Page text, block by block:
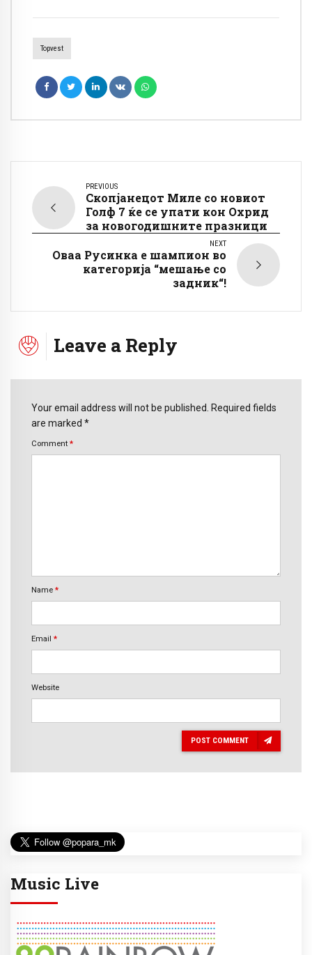
Topvest
PREVIOUS
Скопјанецот Миле со новиот
Голф 7 ќе се упати кон Охрид
за новогодишните празници
NEXT
Оваа Русинка е шампион во
категорија “мешање со
задник“!
Leave a Reply
Your email address will not be published. Required fields
are marked *
Comment *
Name *
Email *
Website
POST COMMENT
Music Live